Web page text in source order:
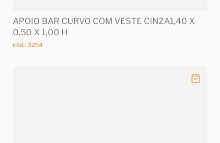
APOIO BAR CURVO COM VESTE CINZA1,40 X
0,50 X 1,00 H
cód.: 3254